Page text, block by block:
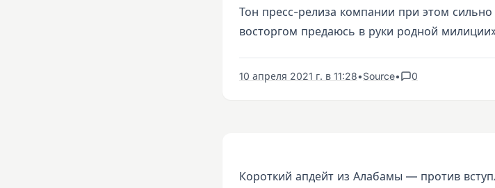
Тон пресс-релиза компании при этом
восторгом предаюсь в руки родной
10 апреля 2021 г. в 11:28•Source• 0
Короткий апдейт из Алабамы — против